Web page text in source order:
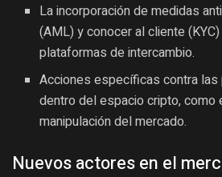
La incorporación de medidas
(AML) y conocer al cliente
plataformas de intercambio.
Acciones específicas contra
dentro del espacio cripto, como
manipulación del mercado.
Nuevos actores en el